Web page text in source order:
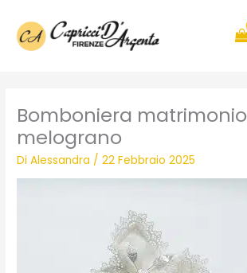
contenuto
Bomboniera matrimonio
melograno
DiAlessandra /22 Febbraio 2025